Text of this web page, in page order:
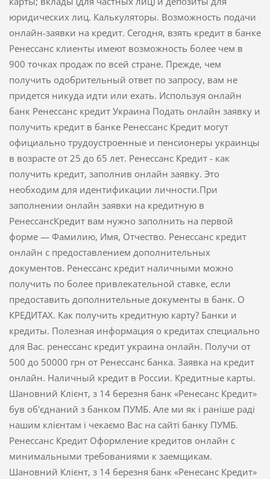
юридических лиц. Калькуляторы. Возможность подачи
онлайн-заявки на кредит. Сегодня, взять кредит в банке
Ренессанс клиенты имеют возможность более чем в
900 точках продаж по всей стране. Прежде, чем
получить одобрительный ответ по запросу, вам не
придется никуда идти или ехать. Используя онлайн
банк Ренессанс кредит Украина Подать онлайн заявку и
получить кредит в банке Ренессанс Кредит могут
официально трудоустроенные и пенсионеры украинцы
в возрасте от 25 до 65 лет. Ренессанс Кредит - как
получить кредит, заполнив онлайн заявку. Это
необходим для идентификации личности.При
заполнении онлайн заявки на кредитную в
РенессансКредит вам нужно заполнить на первой
форме — Фамилию, Имя, Отчество. Ренессанс кредит
онлайн с предоставлением дополнительных
документов. Ренессанс кредит наличными можно
получить по более привлекательной ставке, если
предоставить дополнительные документы в банк. О
КРЕДИТАХ. Как получить кредитную карту? Банки и
кредиты. Полезная информация о кредитах специально
для Вас. ренессанс кредит украина онлайн. Получи от
500 до 50000 грн от Ренессанс банка. Заявка на кредит
онлайн. Наличный кредит в России. Кредитные карты.
Шановний Клієнт, з 14 березня банк «Ренесанс Кредит»
був об'єднаний з банком ПУМБ. Але ми як і раніше раді
нашим клієнтам і чекаємо Вас на сайті банку ПУМБ.
Ренессанс Кредит Оформление кредитов онлайн с
минимальными требованиями к заемщикам.
Шановний Клієнт, з 14 березня банк «Ренесанс Кредит»